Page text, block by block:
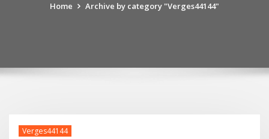
Home Archive by category "Verges44144"
Verges44144